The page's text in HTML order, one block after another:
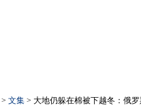
> 文集 > 大地仍躲在棉被下越冬：俄